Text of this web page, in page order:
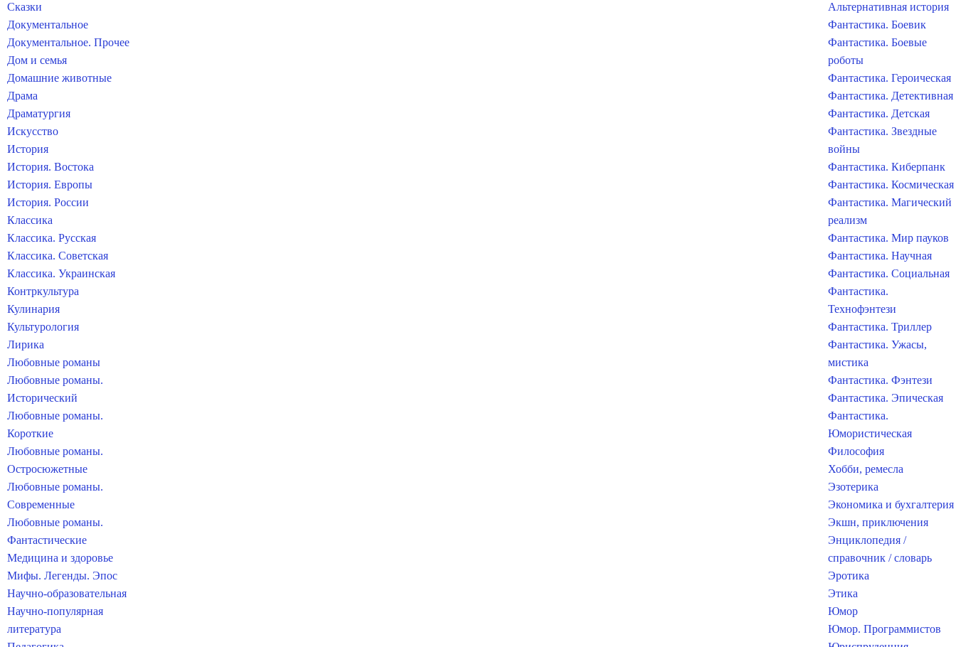
Сказки
Документальное
Документальное. Прочее
Дом и семья
Домашние животные
Драма
Драматургия
Искусство
История
История. Востока
История. Европы
История. России
Классика
Классика. Русская
Классика. Советская
Классика. Украинская
Контркультура
Кулинария
Культурология
Лирика
Любовные романы
Любовные романы.
Исторический
Любовные романы.
Короткие
Любовные романы.
Остросюжетные
Любовные романы.
Современные
Любовные романы.
Фантастические
Медицина и здоровье
Мифы. Легенды. Эпос
Научно-образовательная
Научно-популярная
литература
Альтернативная история
Фантастика. Боевик
Фантастика. Боевые
роботы
Фантастика. Героическая
Фантастика. Детективная
Фантастика. Детская
Фантастика. Звездные
войны
Фантастика. Киберпанк
Фантастика. Космическая
Фантастика. Магический
реализм
Фантастика. Мир пауков
Фантастика. Научная
Фантастика. Социальная
Фантастика.
Технофэнтези
Фантастика. Триллер
Фантастика. Ужасы,
мистика
Фантастика. Фэнтези
Фантастика. Эпическая
Фантастика.
Юмористическая
Философия
Хобби, ремесла
Эзотерика
Экономика и бухгалтерия
Экшн, приключения
Энциклопедия /
справочник / словарь
Эротика
Этика
Юмор
Юмор. Программистов